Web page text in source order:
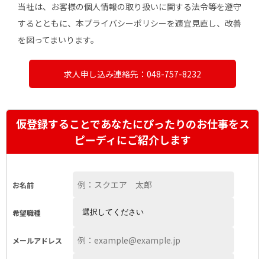
当社は、お客様の個人情報の取り扱いに関する法令等を遵守
するとともに、本プライバシーポリシーを適宜見直し、改善
を図ってまいります。
求人申し込み連絡先：048-757-8232
仮登録することであなたにぴったりのお仕事をス
ピーディにご紹介します
お名前
希望職種
メールアドレス